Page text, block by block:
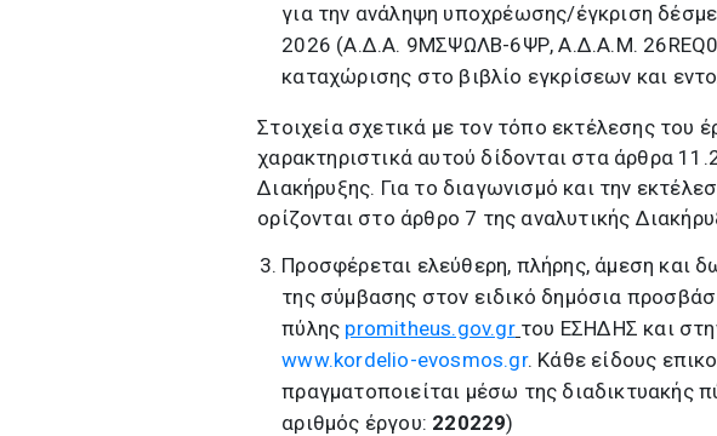
για την ανάληψη υποχρέωσης/έγκριση
2026 (Α.Δ.Α. 9ΜΣΨΩΛΒ-6ΨΡ, Α.Δ.Α.Μ.
καταχώρισης στο βιβλίο εγκρίσεων και
Στοιχεία σχετικά με τον τόπο εκτέλεσης του
χαρακτηριστικά αυτού δίδονται στα άρθρα
Διακήρυξης. Για το διαγωνισμό και την
ορίζονται στο άρθρο 7 της αναλυτικής
Προσφέρεται ελεύθερη, πλήρης, άμεση και
της σύμβασης στον ειδικό δημόσια
πύλης promitheus.gov.gr του ΕΣΗΔΗΣ και
www.kordelio-evosmos.gr. Κάθε είδους
πραγματοποιείται μέσω της διαδικτυακής
αριθμός έργου: 220229)